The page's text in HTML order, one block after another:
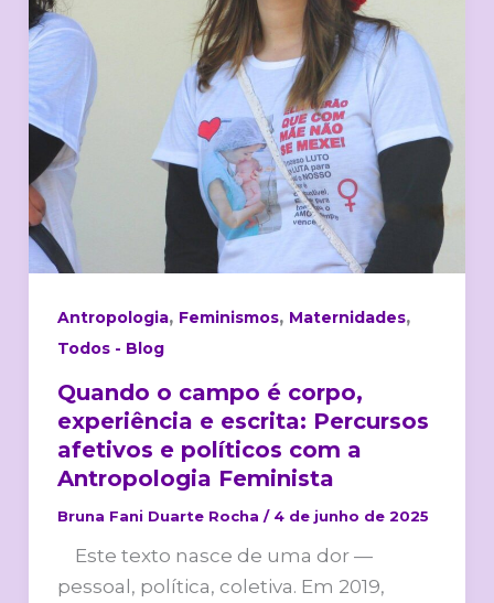
Antropologia, Feminismos, Maternidades,
Todos - Blog
Quando o campo é corpo,
experiência e escrita: Percursos
afetivos e políticos com a
Antropologia Feminista
Bruna Fani Duarte Rocha / 4 de junho de 2025
Este texto nasce de uma dor —
pessoal, política, coletiva. Em 2019,
experiência
e
Percursos
afetivos
e
políticos
com
a
Feminista